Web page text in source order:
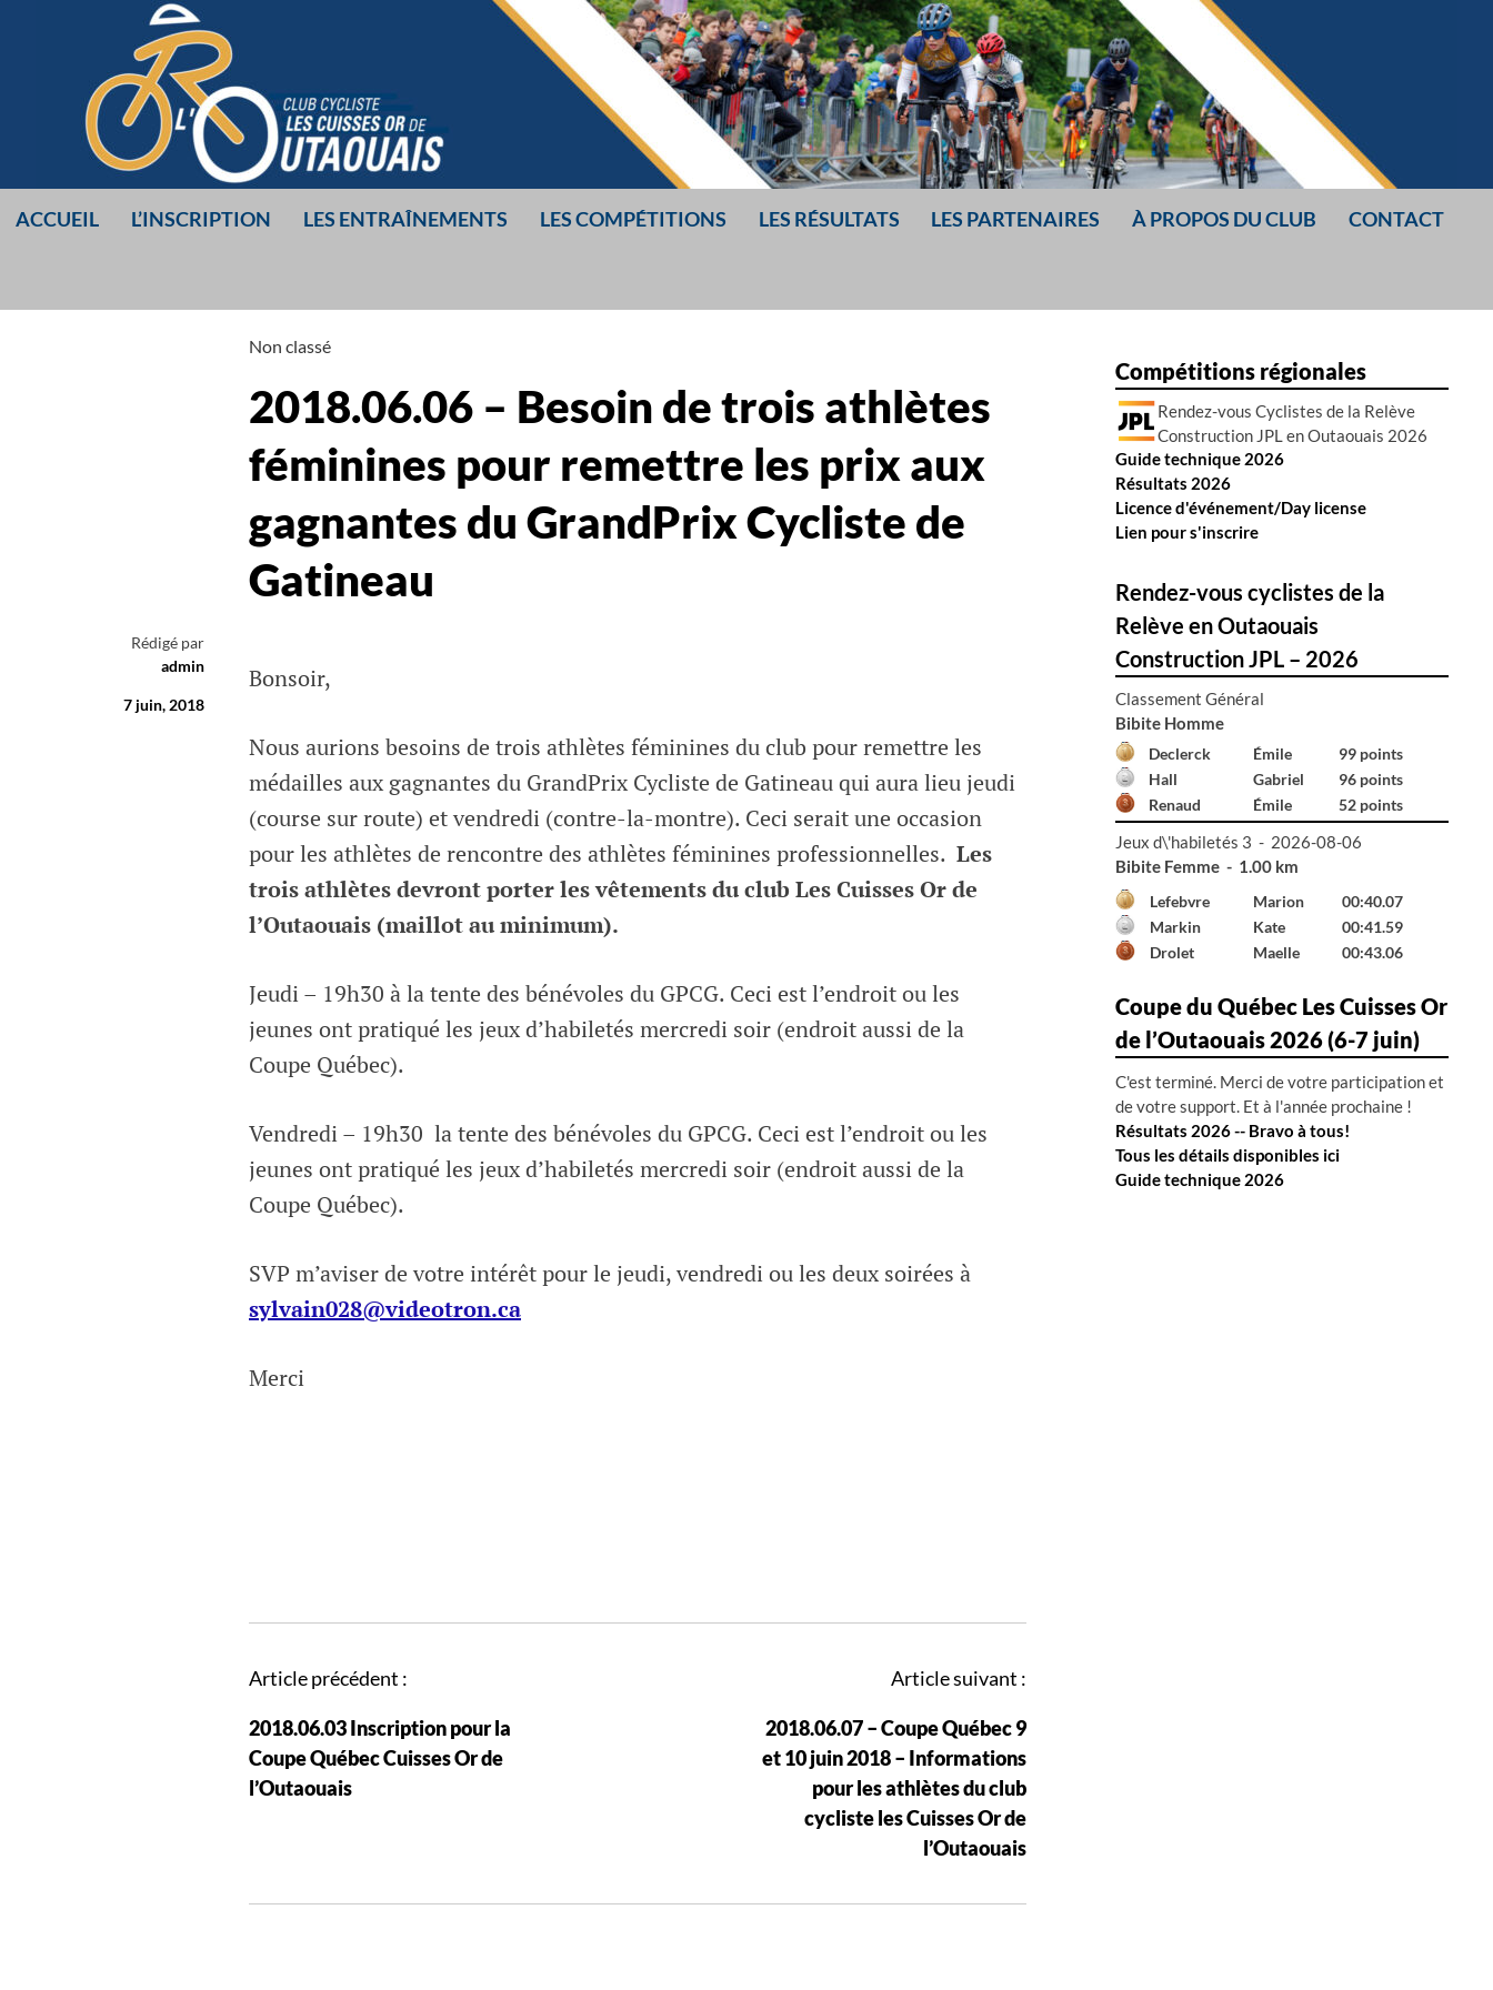
LES CUISSES OR
DE L’OUTAOUAIS
ACCUEIL L’INSCRIPTION LES ENTRAÎNEMENTS LES COMPÉTITIONS LES RÉSULTATS LES PARTENAIRES À PROPOS DU CLUB CONTACT
Non classé
2018.06.06 – Besoin de trois athlètes
féminines pour remettre les prix aux
gagnantes du GrandPrix Cycliste de
Gatineau
Rédigé par
admin
7 juin, 2018
Bonsoir,
Nous aurions besoins de trois athlètes féminines du club pour remettre les
médailles aux gagnantes du GrandPrix Cycliste de Gatineau qui aura lieu jeudi
(course sur route) et vendredi (contre-la-montre). Ceci serait une occasion
pour les athlètes de rencontre des athlètes féminines professionnelles. Les
trois athlètes devront porter les vêtements du club Les Cuisses Or de
l’Outaouais (maillot au minimum).
Jeudi – 19h30 à la tente des bénévoles du GPCG. Ceci est l’endroit ou les
jeunes ont pratiqué les jeux d’habiletés mercredi soir (endroit aussi de la
Coupe Québec).
Vendredi – 19h30 la tente des bénévoles du GPCG. Ceci est l’endroit ou les
jeunes ont pratiqué les jeux d’habiletés mercredi soir (endroit aussi de la
Coupe Québec).
SVP m’aviser de votre intérêt pour le jeudi, vendredi ou les deux soirées à
sylvain028@videotron.ca
Merci
N
v
i
g
Article précédent :
2018.06.03 Inscription pour la
Coupe Québec Cuisses Or de
l’Outaouais
Article suivant :
2018.06.07 – Coupe Québec 9
et 10 juin 2018 – Informations
pour les athlètes du club
cycliste les Cuisses Or de
l’Outaouais
Compétitions régionales
Rendez-vous Cyclistes de la Relève
Construction JPL en Outaouais 2026
Guide technique 2026
Résultats 2026
Licence d'événement/Day license
Lien pour s'inscrire
Rendez-vous cyclistes de la
Relève en Outaouais
Construction JPL – 2026
Classement Général
Bibite Homme
Declerck Émile
99 points
Hall
Gabriel
96 points
Renaud
Émile 52 points
Jeux d\'habiletés 3 - 2026-08-06
Bibite Homme - 1.00 km
Declerck Émile
00:41.65
Hall
Gabriel
01:24.87
---
--- 99:99.00
Coupe du Québec Les Cuisses Or
de l’Outaouais 2026 (6-7 juin)
C'est terminé. Merci de votre participation et
de votre support. Et à l'année prochaine !
Résultats 2026 -- Bravo à tous!
Tous les détails disponibles ici
Guide technique 2026